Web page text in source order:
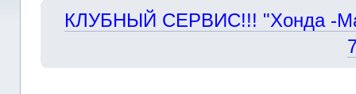
КЛУБНЫЙ СЕРВИС!!! "Хонда -